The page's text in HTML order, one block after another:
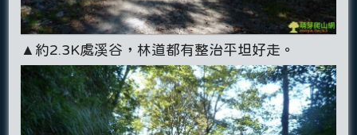
▲約2.3K處溪谷，林道都有整治平坦好走。